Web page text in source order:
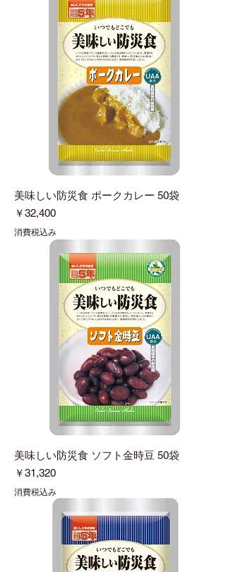
美味しい防災食 ポークカレー 50袋
価格
￥32,400
消費税込み
美味しい防災食 ソフト金時豆 50袋
価格
￥31,320
消費税込み